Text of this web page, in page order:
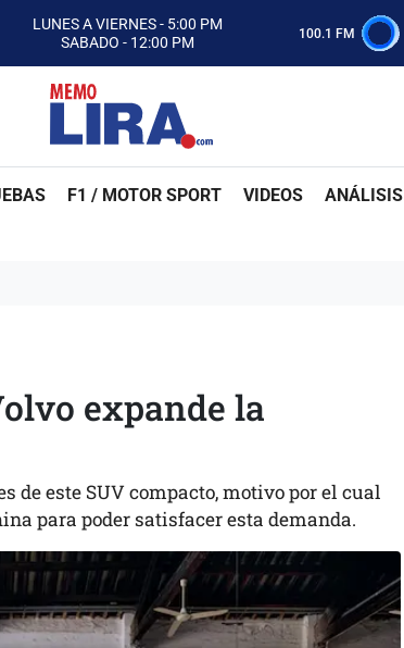
LUNES A VIERNES - 5:00 PM
SABADO - 12:00 PM
ESCUCHA AUTOS AL CIEN
CON MEMO LIRA Y SU EQUIPO
LUNES A VIERNES - 5:00 PM
SABADO - 12:00 PM
100.1 FM
F1 / MOTOR SPORT VIDEOS ANÁLISIS
expande la
de este SUV compacto, motivo por el cual
para poder satisfacer esta demanda.